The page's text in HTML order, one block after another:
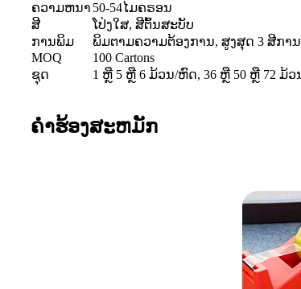
ຄວາມຫນາ 50-54ໄມຄຣອນ
ສີ
ໂປ່ງໃສ, ສີຕົ້ນສະບັບ
ການພິມ
ພິມຕາມຄວາມຕ້ອງການ, ສູງສຸດ 3 ສີກາ
MOQ
100 Cartons
ຊຸດ
1 ຫຼື 5 ຫຼື 6 ມ້ວນ/ຫົດ, 36 ຫຼື 50 ຫຼື 72 ມ້
ຄໍາຮ້ອງສະຫມັກ